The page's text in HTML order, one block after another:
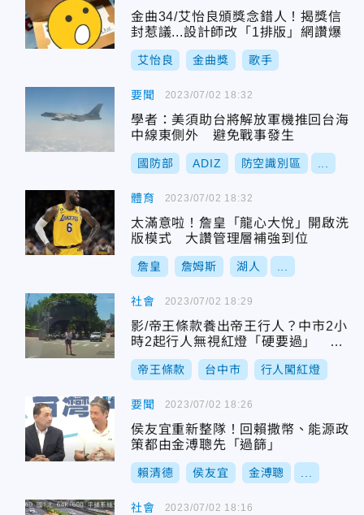
金曲34/艾怡良頒獎念錯人！揭獎信
封惹議...設計師改「1排版」網讚爆
艾怡良 金曲獎 歌手
要聞
學者：美須助台將解放軍機推回台海
中線東側外 避免戰事發生
國防部 ADIZ 防空識別區
2023/07/02 18:32
體育
太滿意啦！詹皇「龍心大悅」開啟洗
版模式 大讚管理層補強到位
詹皇 詹姆斯 湖人
2023/07/02 18:32
社會
影/帝王條款養出帝王行人？中市2小
時2起行人無視紅燈「硬要過」 駕
駛傻眼怒PO網
帝王條款 台中市 行人闖紅燈
2023/07/02 18:29
要聞
侯友宜重新整隊！回賴撒幣、能源政
策都由金溥聰先「過篩」
賴清德 侯友宜 金溥聰
2023/07/02 18:26
社會 2023/07/02 18:16